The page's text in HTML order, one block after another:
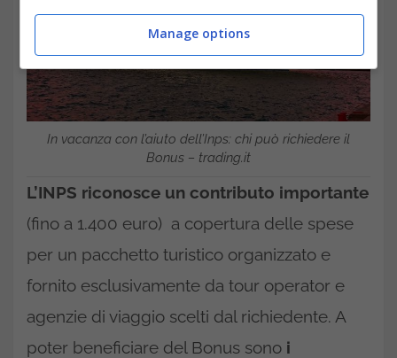
In vacanza con l’aiuto dell’Inps: chi può richiedere il
Bonus – trading.it
L’INPS riconosce un contributo importante
(fino a 1.400 euro) a copertura delle spese
per un pacchetto turistico organizzato e
fornito esclusivamente da tour operator e
agenzie di viaggio scelti dal richiedente. A
poter beneficiare del Bonus sono i
Manage options